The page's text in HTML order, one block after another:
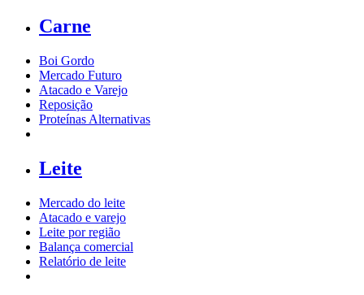
Carne
Boi Gordo
Mercado Futuro
Atacado e Varejo
Reposição
Proteínas Alternativas
Leite
Mercado do leite
Atacado e varejo
Leite por região
Balança comercial
Relatório de leite